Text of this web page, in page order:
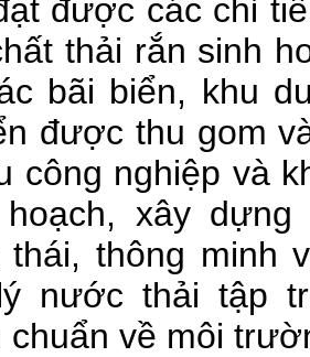
được các chỉ
thải rắn sinh
bãi biển, khu
được thu gom
công nghiệp và
xây
thái, thông minh
nước thải tập
chuẩn về môi